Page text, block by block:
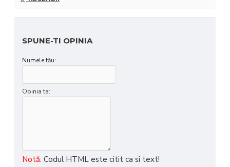
SPUNE-TI OPINIA
Numele tău:
Opinia ta:
Notă: Codul HTML este citit ca si text!